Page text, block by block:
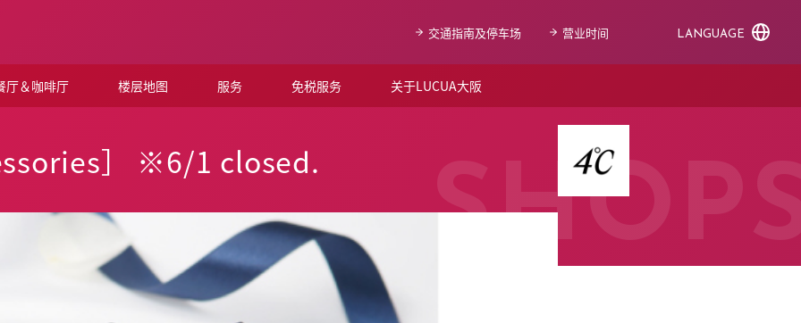
交通指南及停车场 营业时间 LANGUAGE
厅＆咖啡厅 楼层地图 服务 免税服务 关于LUCUA大阪
］ ※6/1 closed.